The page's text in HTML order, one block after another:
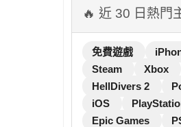
🔥 近 30 日熱門
免費遊戲
Steam
Xbox
HellDivers 2
iOS
Epic Games